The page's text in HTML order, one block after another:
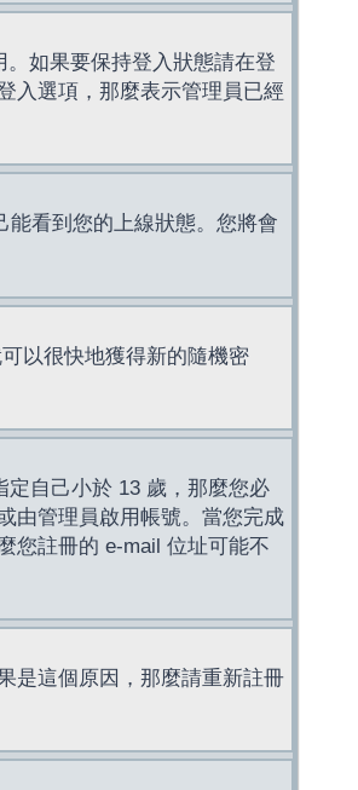
如果要保持登入狀態請在登
入選項，那麼表示管理員已經
能看到您的上線狀態。您將會
以很快地獲得新的隨機密
自己小於 13 歲，那麼您必
由管理員啟用帳號。當您完成
您註冊的 e-mail 位址可能不
是這個原因，那麼請重新註冊